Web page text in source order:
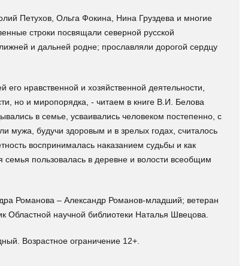
Петухов, Ольга Фокина, Нина Груздева и многие
строки посвящали северной русской
и дальней родне; прославляли дорогой сердцу
нравственной и хозяйственной деятельности,
но и миропорядка, - читаем в книге В.И. Белова
в семье, усваивались человеком постепенно, с
мужа, будучи здоровым и в зрелых годах, считалось
воспринималась наказанием судьбы и как
пользовалась в деревне и волости всеобщим
Романова – Александр Романов-младший; ветеран
Областной научной библиотеки Наталья Швецова.
Возрастное ограничение 12+.